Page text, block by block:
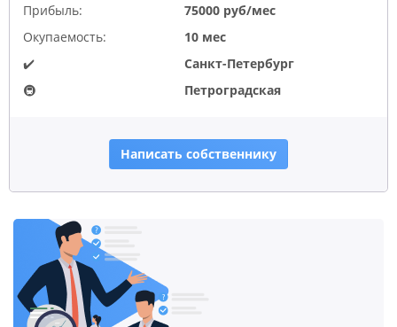
Прибыль:
75000 руб/мес
Окупаемость:
10 мес
✔️
Санкт-Петербург
🚇
Петроградская
Написать собственнику